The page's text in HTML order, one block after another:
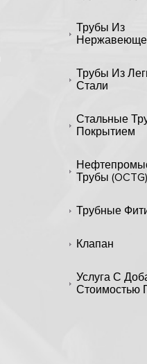
Трубы Из
Трубы Из
Стали
Стальные
Покрытием
Трубы (OCTG)
Трубные
Клапан
Услуга С
Стоимостью